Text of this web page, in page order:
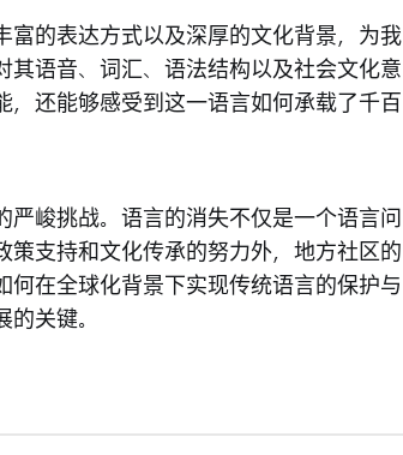
富的表达方式以及深厚的文化背景，为我
语音、词汇、语法结构以及社会文化意
还能够感受到这一语言如何承载了千百
峻挑战。语言的消失不仅是一个语言问
支持和文化传承的努力外，地方社区的
在全球化背景下实现传统语言的保护与
关键。